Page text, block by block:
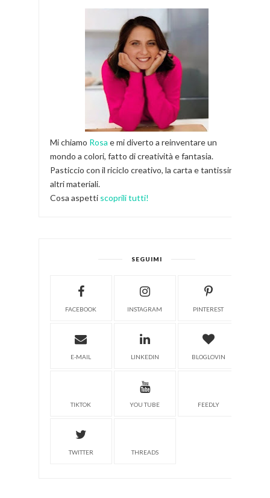
Mi chiamo Rosa e mi diverto a reinventare un
mondo a colori, fatto di creatività e fantasia.
Pasticcio con il riciclo creativo, la carta e tantissimi
altri materiali.
Cosa aspetti scoprili tutti!
SEGUIMI
FACEBOOK INSTAGRAM PINTEREST
E-MAIL LINKEDIN BLOGLOVIN
TIKTOK YOU TUBE FEEDLY
TWITTER THREADS